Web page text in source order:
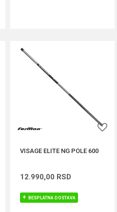
VISAGE ELITE NG POLE 600
12.990,00 RSD
BESPLATNA DOSTAVA